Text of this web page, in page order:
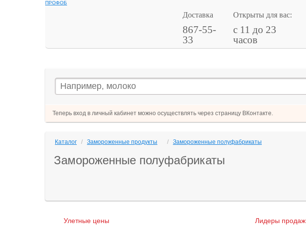
ПРОФОБ
Доставка
867-55-
33
Открыты для вас:
с 11 до 23
часов
Теперь вход в личный кабинет можно осуществлять через страницу ВКонтакте.
Каталог / Замороженные продукты / Замороженные полуфабрикаты
Замороженные полуфабрикаты
Улетные цены Лидеры продаж